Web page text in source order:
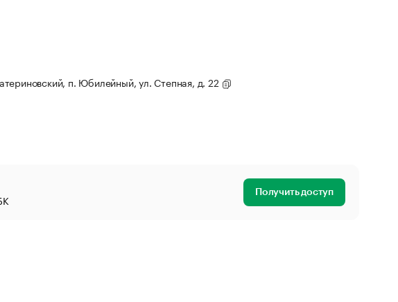
п. Юбилейный, ул. Степная, д. 22
Получить доступ